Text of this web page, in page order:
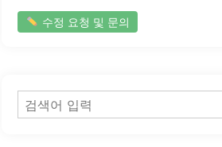
수정 요청 및 문의
검
색